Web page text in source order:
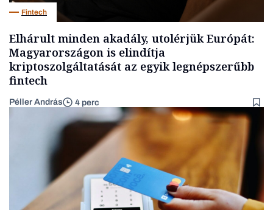
Fintech
Elhárult minden akadály, utolérjük Európát:
Magyarországon is elindítja
kriptoszolgáltatását az egyik legnépszerűbb
fintech
Péller András 4 perc